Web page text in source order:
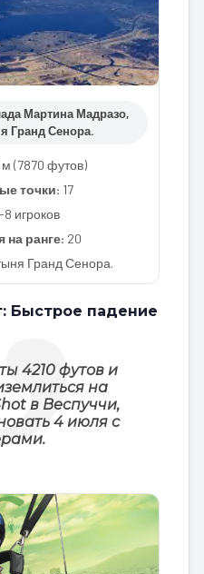
Мартина Мадразо,
Гранд Сенора.
(7870 футов)
точки: 17
8 игроков
на ранге: 20
Гранд Сенора.
Быстрое падение
4210 футов и
на
в Веспуччи,
4 июля с